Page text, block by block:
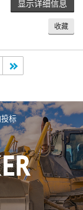
显示详细信息
收藏
标